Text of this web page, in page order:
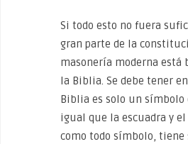
Si todo esto no fuera
gran parte de la
masonería moderna está
la Biblia. Se debe tener
Biblia es solo un símbolo
igual que la escuadra y el
como todo símbolo, tiene